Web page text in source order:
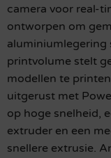
camera voor real-
ontworpen om
aluminiumlegering
printvolume stelt
modellen te
uitgerust met
op hoge snelheid,
extruder en een
snellere extrusie.